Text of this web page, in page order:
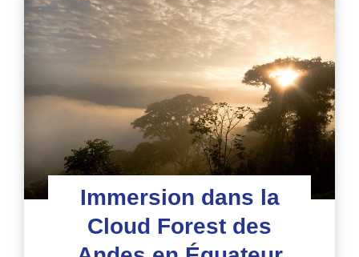
aux
animaux
en
Équateur
Immersion dans la
Cloud Forest des